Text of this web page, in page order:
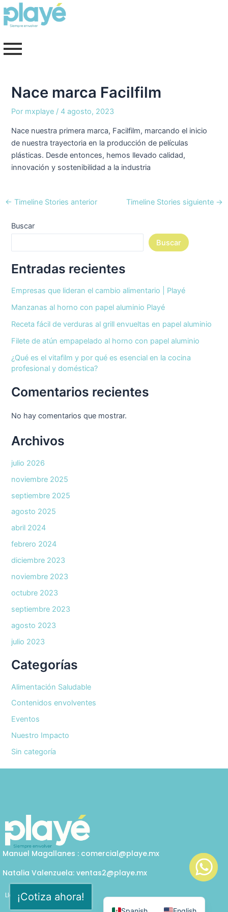
Ir
al
contenido
Nace marca Facilfilm
Por mxplaye / 4 agosto, 2023
Nace nuestra primera marca, Facilfilm, marcando el inicio
de nuestra trayectoria en la producción de películas
plásticas. Desde entonces, hemos llevado calidad,
innovación y sostenibilidad a la industria
Navegación
de
entradas
← Timeline Stories anterior Timeline Stories siguiente →
Buscar
Buscar
Entradas recientes
Empresas que lideran el cambio alimentario | Playé
Manzanas al horno con papel aluminio Playé
Receta fácil de verduras al grill envueltas en papel aluminio
Filete de atún empapelado al horno con papel aluminio
¿Qué es el vitafilm y por qué es esencial en la cocina
profesional y doméstica?
Comentarios recientes
No hay comentarios que mostrar.
Archivos
julio 2026
noviembre 2025
septiembre 2025
agosto 2025
abril 2024
febrero 2024
diciembre 2023
noviembre 2023
octubre 2023
septiembre 2023
agosto 2023
julio 2023
Categorías
Alimentación Saludable
Contenidos envolventes
Eventos
Nuestro Impacto
Sin categoría
Manuel Magallanes : comercial@playe.mx
Natalia Valenzuela: ventas2@playe.mx
Llámanos
¡Cotiza ahora!